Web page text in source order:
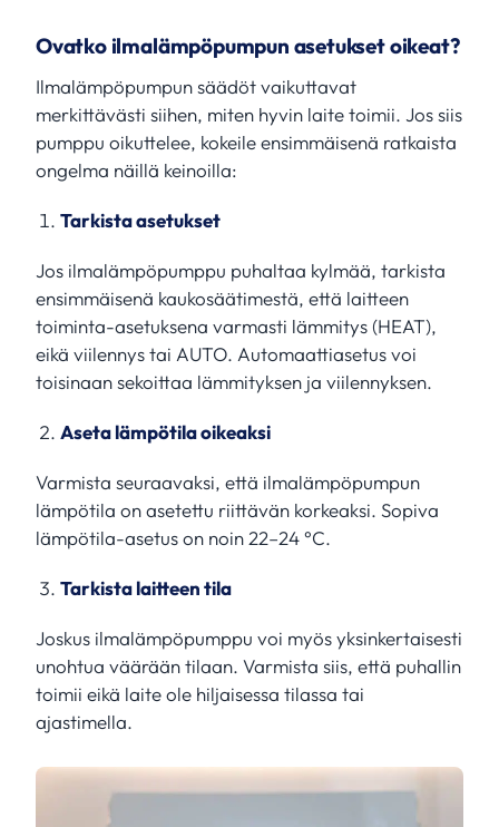
Ovatko ilmalämpöpumpun asetukset oikeat?
Ilmalämpöpumpun säädöt vaikuttavat
merkittävästi siihen, miten hyvin laite toimii. Jos siis
pumppu oikuttelee, kokeile ensimmäisenä ratkaista
ongelma näillä keinoilla:
Tarkista asetukset
Jos ilmalämpöpumppu puhaltaa kylmää, tarkista
ensimmäisenä kaukosäätimestä, että laitteen
toiminta-asetuksena varmasti lämmitys (HEAT),
eikä viilennys tai AUTO. Automaattiasetus voi
toisinaan sekoittaa lämmityksen ja viilennyksen.
Aseta lämpötila oikeaksi
Varmista seuraavaksi, että ilmalämpöpumpun
lämpötila on asetettu riittävän korkeaksi. Sopiva
lämpötila-asetus on noin 22–24 °C.
Tarkista laitteen tila
Joskus ilmalämpöpumppu voi myös yksinkertaisesti
unohtua väärään tilaan. Varmista siis, että puhallin
toimii eikä laite ole hiljaisessa tilassa tai
ajastimella.